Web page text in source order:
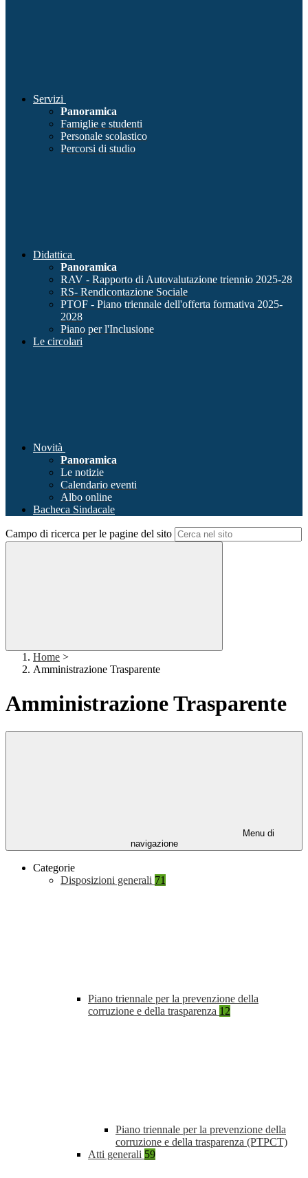
Servizi
Panoramica
Famiglie e studenti
Personale scolastico
Percorsi di studio
Didattica
Panoramica
RAV - Rapporto di Autovalutazione triennio 2025-28
RS- Rendicontazione Sociale
PTOF - Piano triennale dell'offerta formativa 2025-
2028
Piano per l'Inclusione
Le circolari
Novità
Panoramica
Le notizie
Calendario eventi
Albo online
Bacheca Sindacale
Campo di ricerca per le pagine del sito
Home >
Amministrazione Trasparente
Amministrazione Trasparente
Menu di
navigazione
Categorie
Disposizioni generali 71
Piano triennale per la prevenzione della
corruzione e della trasparenza 12
Piano triennale per la prevenzione della
corruzione e della trasparenza (PTPCT)
Atti generali 59